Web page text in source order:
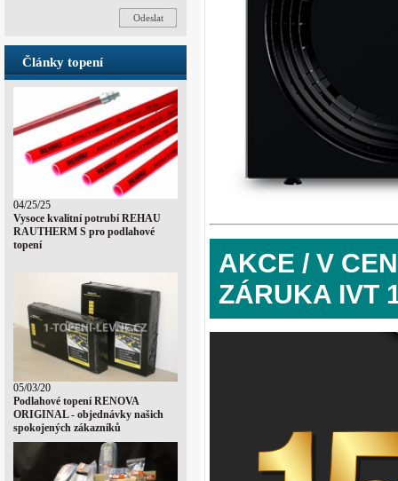
Články topení
04/25/25
Vysoce kvalitní potrubí REHAU
RAUTHERM S pro podlahové
topení
05/03/20
Podlahové topení RENOVA
ORIGINAL - objednávky našich
spokojených zákazníků
AKCE / V
ZÁRUKA IVT